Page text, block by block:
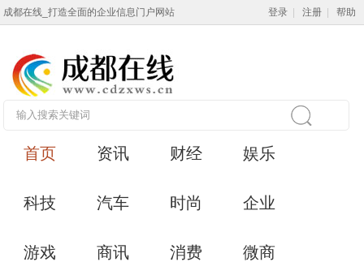
成都在线_打造全面的企业信息门户网站 登录 注册 帮助
首页 资讯 财经 娱乐
科技 汽车 时尚 企业
游戏 商讯 消费 微商